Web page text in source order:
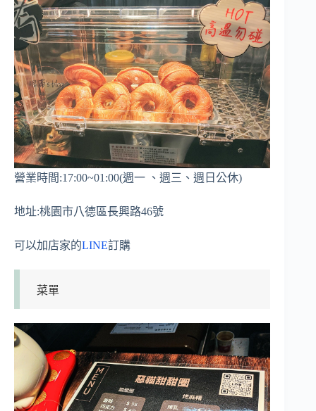
營業時間:17:00~01:00(週一 、週三、週日公休)
地址:桃園市八德區長興路46號
可以加店家的LINE訂購
菜單